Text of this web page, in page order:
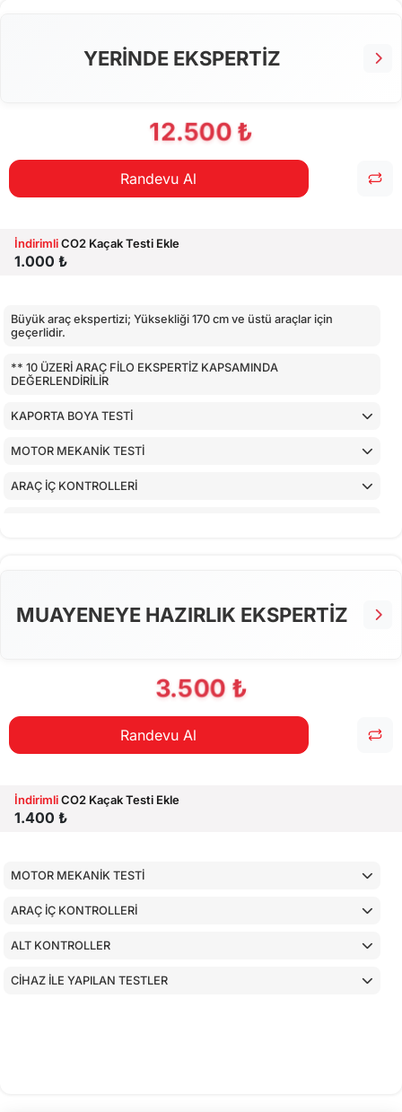
YERİNDE EKSPERTİZ
12.500 ₺
Randevu Al
İndirimliCO2 Kaçak Testi Ekle
1.000 ₺
Büyük araç ekspertizi; Yüksekliği 170 cm ve üstü araçlar için
geçerlidir.
** 10 ÜZERİ ARAÇ FİLO EKSPERTİZ KAPSAMINDA
DEĞERLENDİRİLİR
KAPORTA BOYA TESTİ
MOTOR MEKANİK TESTİ
ARAÇ İÇ KONTROLLERİ
MUAYENEYE HAZIRLIK EKSPERTİZ
3.500 ₺
Randevu Al
İndirimliCO2 Kaçak Testi Ekle
1.400 ₺
MOTOR MEKANİK TESTİ
ARAÇ İÇ KONTROLLERİ
ALT KONTROLLER
CİHAZ İLE YAPILAN TESTLER